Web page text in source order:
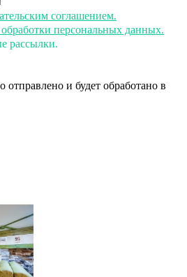
соглашением.
персональных данных.
рассылки.
и будет обработано в